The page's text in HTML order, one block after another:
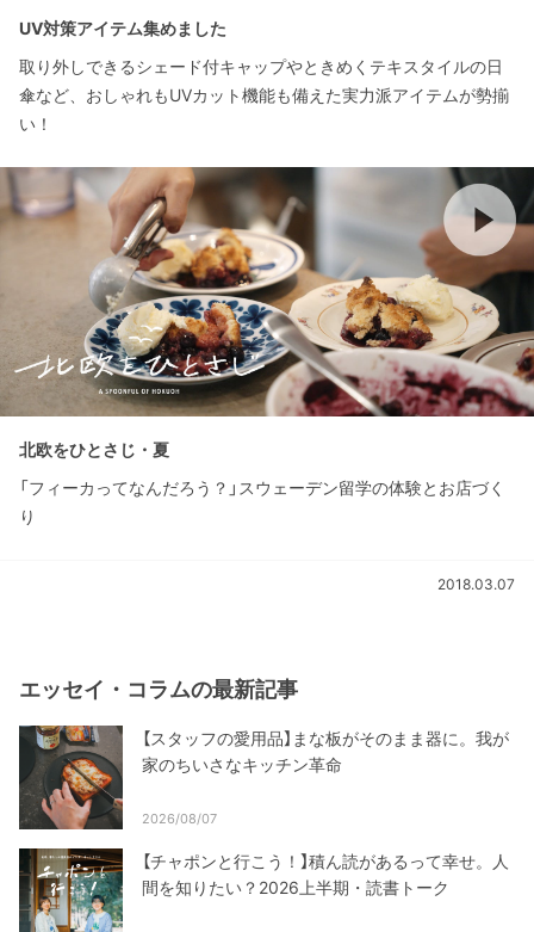
UV対策アイテム集めました
取り外しできるシェード付キャップやときめくテキスタイルの日
傘など、おしゃれもUVカット機能も備えた実力派アイテムが勢揃
い！
北欧をひとさじ・夏
「フィーカってなんだろう？」スウェーデン留学の体験とお店づく
り
2018.03.07
エッセイ・コラムの最新記事
【スタッフの愛用品】まな板がそのまま器に。我が
家のちいさなキッチン革命
2026/08/07
【チャポンと行こう！】積ん読があるって幸せ。人
間を知りたい？2026上半期・読書トーク